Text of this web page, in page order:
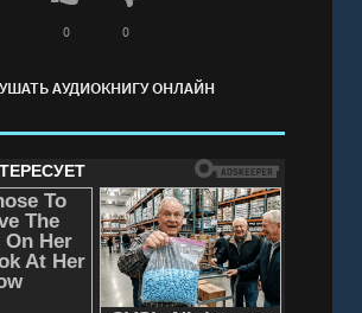
АУДИОКНИГУ ОНЛАЙН
0 0